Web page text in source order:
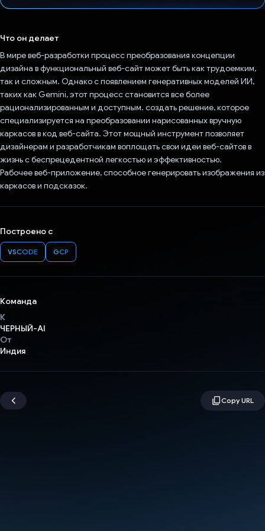
Что он делает
В мире веб-разработки процесс преобразования концепции
дизайна в функциональный веб-сайт может быть как трудоемким,
так и сложным. Однако с появлением генеративных моделей ИИ,
таких как Gemini, этот процесс становится все более
рационализированным и доступным. создать решение, которое
специализируется на преобразовании нарисованных вручную
каркасов в код веб-сайта. Этот мощный инструмент позволяет
дизайнерам и разработчикам воплощать свои идеи веб-сайтов в
жизнь с беспрецедентной легкостью и эффективностью.
Рабочее веб-приложение, способное генерировать изображения из
каркасов и подсказок.
Построено с
VSCODE GCP
Команда
К
ЧЕРНЫЙ-AI
От
Индия